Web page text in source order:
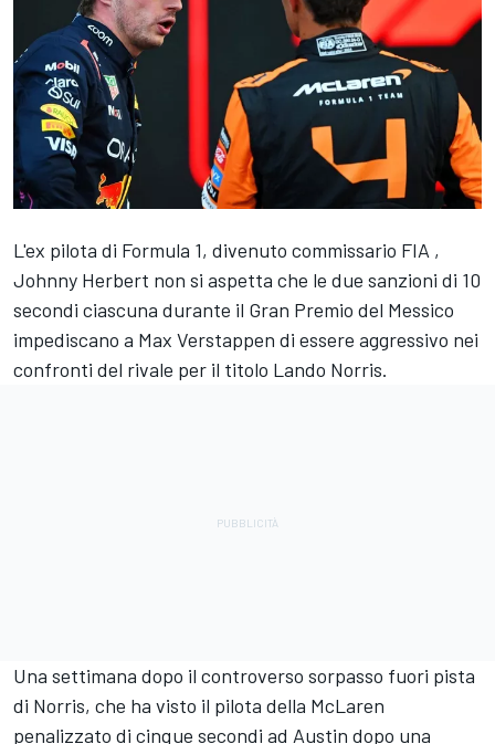
L'ex pilota di Formula 1, divenuto commissario FIA ,
Johnny Herbert non si aspetta che le due sanzioni di 10
secondi ciascuna durante il Gran Premio del Messico
impediscano a Max Verstappen di essere aggressivo nei
confronti del rivale per il titolo Lando Norris.
Una settimana dopo il controverso sorpasso fuori pista
di Norris, che ha visto il pilota della McLaren
penalizzato di cinque secondi ad Austin dopo una